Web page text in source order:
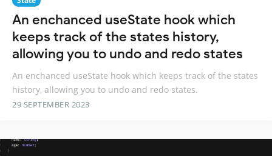
An enchanced useState hook which
keeps track of the states history,
allowing you to undo and redo states
An enchanced useState hook which keeps track of the states
history, allowing you to undo and redo states.
29 SEPTEMBER 2023